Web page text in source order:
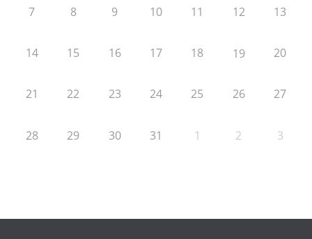
7 8 9 10 11 12 13
14 15 16 17 18 19 20
21 22 23 24 25 26 27
28 29 30 31 1 2 3